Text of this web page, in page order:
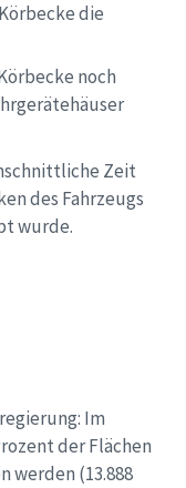
die
noch
Zeit
des Fahrzeugs
wurde.
Im
der Flächen
werden (13.888